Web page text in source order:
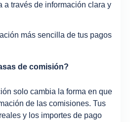
a través de información clara y
más sencilla de tus pagos
de comisión?
solo cambia la forma en que
de las comisiones. Tus
y los importes de pago